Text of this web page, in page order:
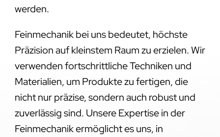
werden.
Feinmechanik bei uns bedeutet, höchste
Präzision auf kleinstem Raum zu erzielen. Wir
verwenden fortschrittliche Techniken und
Materialien, um Produkte zu fertigen, die
nicht nur präzise, sondern auch robust und
zuverlässig sind. Unsere Expertise in der
Feinmechanik ermöglicht es uns, in